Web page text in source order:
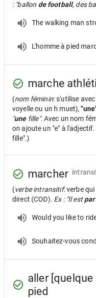
: "ballon de football, des
The walking man
L'homme à pied
marche
(nom féminin: s'utilise
voyelle ou un h muet),
"unefille". Avec un nom
on ajoute un "e" à
fille".)
marcher
(verbe intransitif: verbe
direct (COD). Ex : "Il est
Would you like to
Souhaitez-vous
aller [quelque
pied